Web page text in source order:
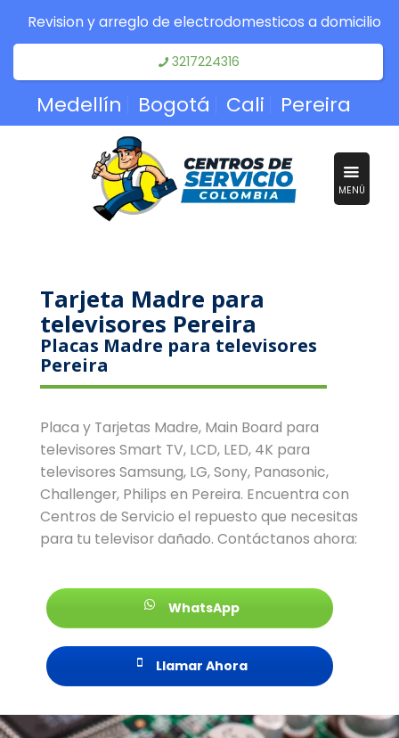
Revision y arreglo de electrodomesticos a domicilio
3217224316
Medellín Bogotá Cali Pereira
MENÚ
Tarjeta Madre para
televisores Pereira
Placas Madre para televisores
Pereira
Placa y Tarjetas Madre, Main Board para
televisores Smart TV, LCD, LED, 4K para
televisores Samsung, LG, Sony, Panasonic,
Challenger, Philips en Pereira. Encuentra con
Centros de Servicio el repuesto que necesitas
para tu televisor dañado. Contáctanos ahora:
WhatsApp
Llamar Ahora